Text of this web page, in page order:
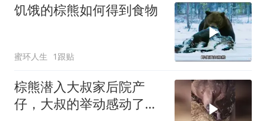
饥饿的棕熊如何得到食物
蜜环人生 1跟贴
棕熊潜入大叔家后院产
仔，大叔的举动感动了对